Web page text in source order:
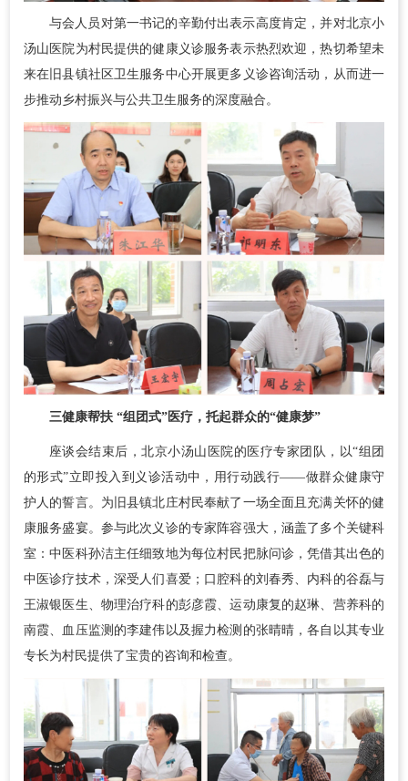
与会人员对第一书记的辛勤付出表示高度肯定，并对北京小
汤山医院为村民提供的健康义诊服务表示热烈欢迎，热切希望未
来在旧县镇社区卫生服务中心开展更多义诊咨询活动，从而进一
步推动乡村振兴与公共卫生服务的深度融合。
三健康帮扶 “组团式”医疗， 托起群众的“健康梦”
座谈会结束后，北京小汤山医院的医疗专家团队，以“组团
的形式”立即投入到义诊活动中，用行动践行——做群众健康守
护人的誓言。为旧县镇北庄村民奉献了一场全面且充满关怀的健
康服务盛宴。参与此次义诊的专家阵容强大，涵盖了多个关键科
室：中医科孙洁主任细致地为每位村民把脉问诊，凭借其出色的
中医诊疗技术，深受人们喜爱；口腔科的刘春秀、内科的谷磊与
王淑银医生、物理治疗科的彭彦霞、运动康复的赵琳、营养科的
南霞、血压监测的李建伟以及握力检测的张晴晴，各自以其专业
专长为村民提供了宝贵的咨询和检查。